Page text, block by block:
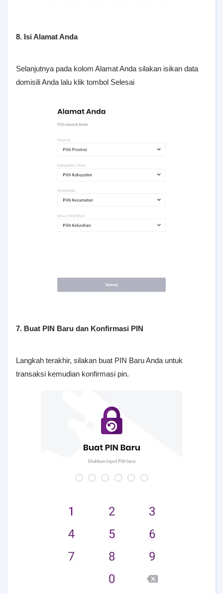
8. Isi Alamat Anda
Selanjutnya pada kolom Alamat Anda silakan isikan data
domisili Anda lalu klik tombol Selesai
7. Buat PIN Baru dan Konfirmasi PIN
Langkah terakhir, silakan buat PIN Baru Anda untuk
transaksi kemudian konfirmasi pin.